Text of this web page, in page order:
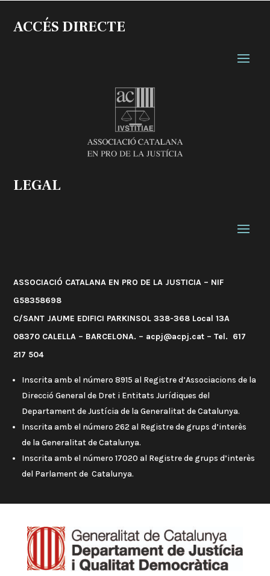
ACCÉS DIRECTE
LEGAL
ASSOCIACIÓ CATALANA EN PRO DE LA JUSTICIA – NIF
G58358698
C/SANT JAUME EDIFICI PARKINSOL 338-368 Local 13A
08370 CALELLA – BARCELONA. – acpj@acpj.cat – Tel. 617
217 504
Inscrita amb el número 8915 al Registre d’Associacions de la
Direcció General de Dret i Entitats Jurídiques del
Departament de Justícia de la Generalitat de Catalunya.
Inscrita amb el número 262 al Registre de grups d’interès
de la Generalitat de Catalunya.
Inscrita amb el número 17020 al Registre de grups d’interès
del Parlament de Catalunya.